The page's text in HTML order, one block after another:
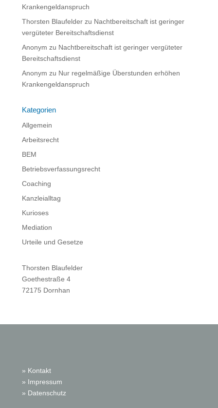
Krankengeldanspruch
Thorsten Blaufelderzu Nachtbereitschaft ist geringer
vergüteter Bereitschaftsdienst
Anonym zu Nachtbereitschaft ist geringer vergüteter
Bereitschaftsdienst
Anonym zu Nur regelmäßige Überstunden erhöhen
Krankengeldanspruch
Kategorien
Allgemein
Arbeitsrecht
BEM
Betriebsverfassungsrecht
Coaching
Kanzleialltag
Kurioses
Mediation
Urteile und Gesetze
Thorsten Blaufelder
Goethestraße 4
72175 Dornhan
» Kontakt
» Impressum
» Datenschutz